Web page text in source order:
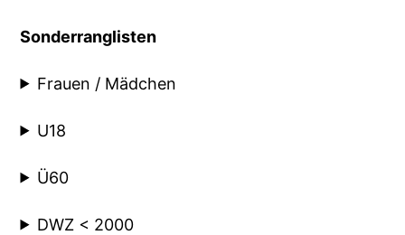
Sonderranglisten
Frauen / Mädchen
U18
Ü60
DWZ < 2000